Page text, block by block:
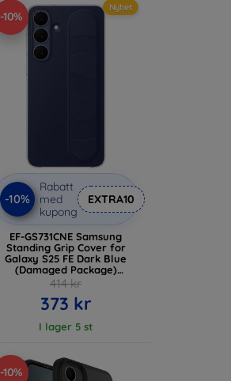
-10%
Nyhet
-10%
Rabatt
med
kupong
EXTRA10
EF-GS731CNE Samsung
Standing Grip Cover for
Galaxy S25 FE Dark Blue
(Damaged Package)
(57983132464)
414 kr
373 kr
I lager 5 st
-10%